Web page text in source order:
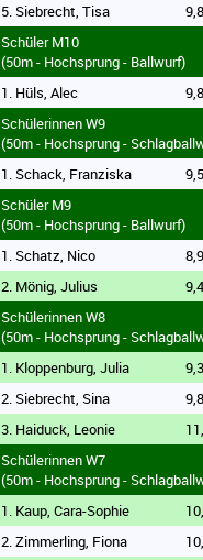
5. Siebrecht, Tisa
Schüler M10
(50m - Hochsprung - Ballwurf)
1. Hüls, Alec
Schülerinnen W9
(50m - Hochsprung -
1. Schack, Franziska
Schüler M9
(50m - Hochsprung - Ballwurf)
1. Schatz, Nico
2. Mönig, Julius
Schülerinnen W8
(50m - Hochsprung -
1. Kloppenburg, Julia
2. Siebrecht, Sina
3. Haiduck, Leonie
Schülerinnen W7
(50m - Hochsprung -
1. Kaup, Cara-Sophie
2. Zimmerling, Fiona